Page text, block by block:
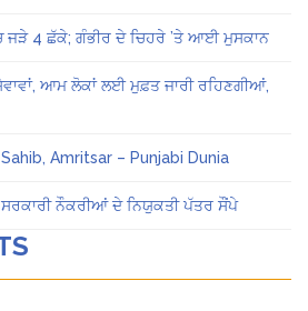
ਜੜੇ 4 ਛੱਕੇ; ਗੰਭੀਰ ਦੇ ਚਿਹਰੇ ’ਤੇ ਆਈ ਮੁਸਕਾਨ
ਆਮ ਲੋਕਾਂ ਲਈ ਮੁਫ਼ਤ ਜਾਰੀ ਰਹਿਣਗੀਆਂ,
Amritsar – Punjabi Dunia
ਨੌਕਰੀਆਂ ਦੇ ਨਿਯੁਕਤੀ ਪੱਤਰ ਸੌਂਪੇ